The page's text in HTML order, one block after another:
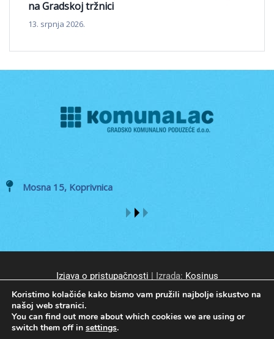
na Gradskoj tržnici
13. srpnja 2026.
Mosna 15, Koprivnica
Izjava o pristupačnosti | Izrada: Kosinus
Koristimo kolačiće kako bismo vam pružili najbolje iskustvo na
našoj web stranici.
You can find out more about which cookies we are using or
switch them off in settings.